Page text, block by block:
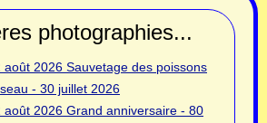
photographies...
août 2026 Sauvetage des poissons
- 30 juillet 2026
août 2026 Grand anniversaire - 80